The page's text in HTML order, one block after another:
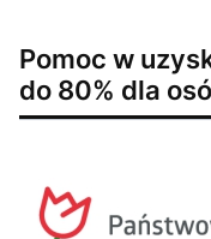
Pomoc w
do 80% dla